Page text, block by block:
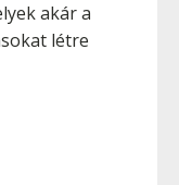
akár a
létre